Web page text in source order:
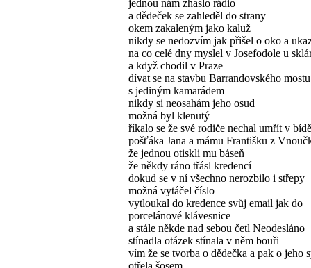
jednou nám zhaslo rádio
a dědeček se zahleděl do strany
okem zakaleným jako kaluž
nikdy se nedozvím jak přišel o oko a
na co celé dny myslel v Josefodole u
a když chodil v Praze
dívat se na stavbu Barrandovského mostu
s jediným kamarádem
nikdy si neosahám jeho osud
možná byl klenutý
říkalo se že své rodiče nechal umřít v bídě
pošťáka Jana a mámu Františku z
že jednou otiskli mu báseň
že někdy ráno třásl kredencí
dokud se v ní všechno nerozbilo i střepy
možná vytáčel číslo
vytloukal do kredence svůj email jak do
porcelánové klávesnice
a stále někde nad sebou četl Neodesláno
stínadla otázek stínala v něm bouři
vím že se tvorba o dědečka a pak o jeho